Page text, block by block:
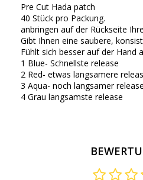
Pre Cut Hada patch
40 Stück pro Packung.
anbringen auf der Rückseite
Gibt Ihnen eine saubere,
Fühlt sich besser auf der Hand
1 Blue- Schnellste release
2 Red- etwas langsamere
3 Aqua- noch langsamer release
4 Grau langsamste release